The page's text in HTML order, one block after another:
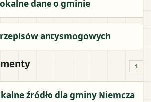
dane o gminie
antysmogowych
1
źródło dla gminy Niemcza